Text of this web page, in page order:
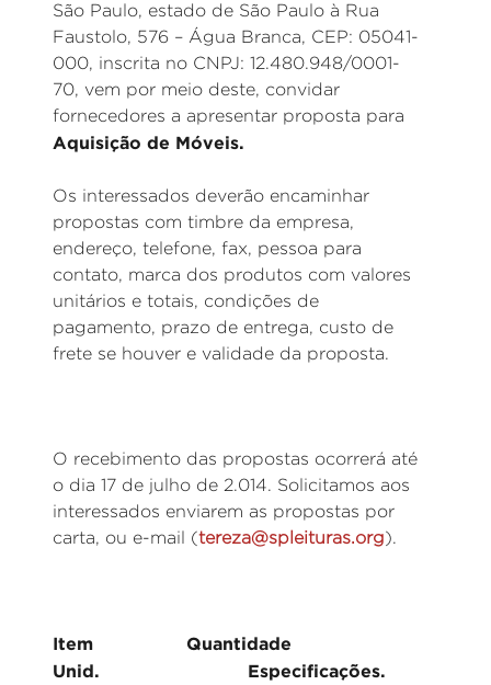
São Paulo, estado de São Paulo à Rua
Faustolo, 576 – Água Branca, CEP: 05041-
000, inscrita no CNPJ: 12.480.948/0001-
70, vem por meio deste, convidar
fornecedores a apresentar proposta para
Aquisição de Móveis.
Os interessados deverão encaminhar
propostas com timbre da empresa,
endereço, telefone, fax, pessoa para
contato, marca dos produtos com valores
unitários e totais, condições de
pagamento, prazo de entrega, custo de
frete se houver e validade da proposta.
O recebimento das propostas ocorrerá até
o dia 17 de julho de 2.014. Solicitamos aos
interessados enviarem as propostas por
carta, ou e-mail (tereza@spleituras.org).
Item Quantidade
Unid. Especificações.